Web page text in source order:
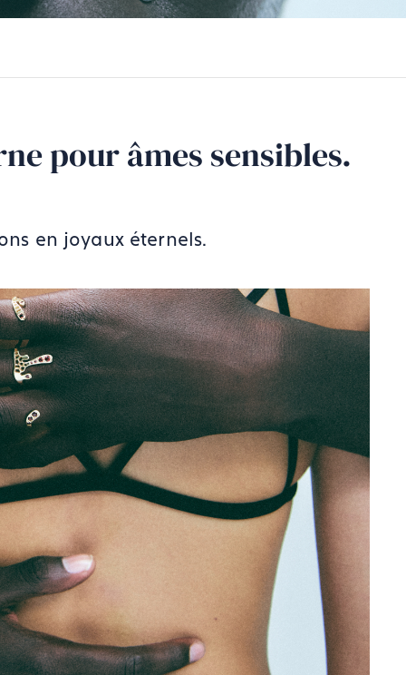
pour âmes sensibles.
en joyaux éternels.